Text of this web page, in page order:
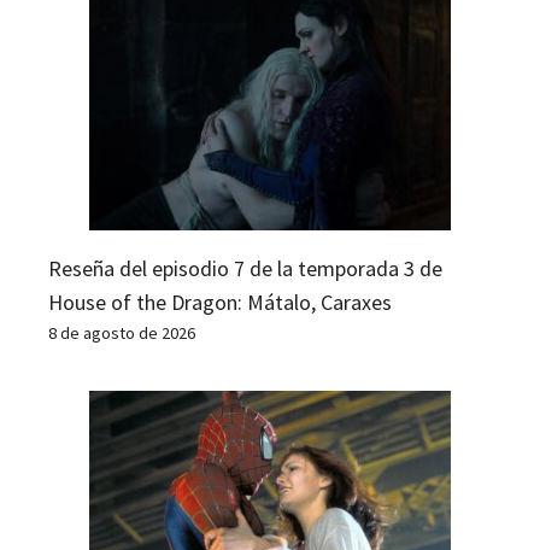
Reseña del episodio 7 de la temporada 3 de
House of the Dragon: Mátalo, Caraxes
8 de agosto de 2026